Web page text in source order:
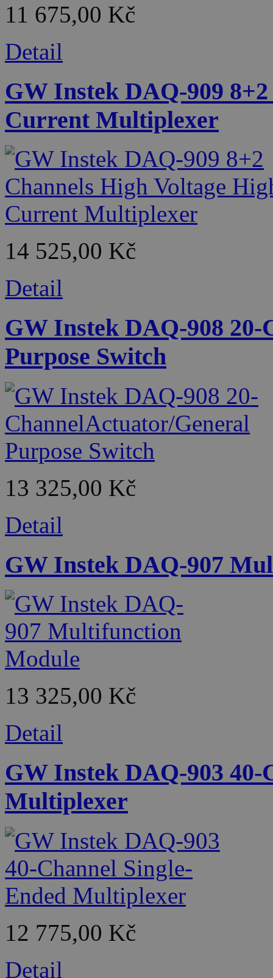
11 675,00 Kč
Detail
GW Instek DAQ-909
Current Multiplexer
14 525,00 Kč
Detail
GW Instek DAQ-908
Purpose Switch
13 325,00 Kč
Detail
GW Instek DAQ-907
13 325,00 Kč
Detail
GW Instek DAQ-903 40-
Multiplexer
12 775,00 Kč
Detail